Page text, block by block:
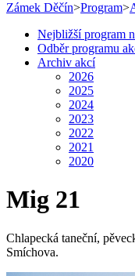
Zámek Děčín>Program>
Nejbližší program
Odběr programu
Archiv akcí
2026
2025
2024
2023
2022
2021
2020
Mig 21
Chlapecká taneční,
Smíchova.